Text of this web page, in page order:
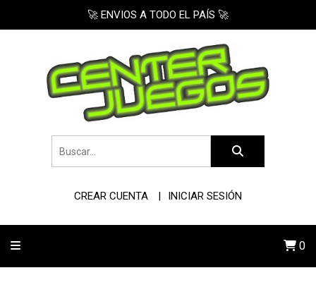
🚀 ENVIOS A TODO EL PAÍS 🚀
CREAR CUENTA INICIAR SESIÓN
0